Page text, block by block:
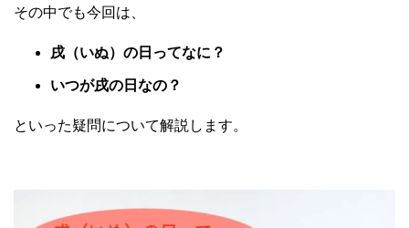
その中でも今回は、
戌（いぬ）の日ってなに？
いつが戌の日なの？
といった疑問について解説します。